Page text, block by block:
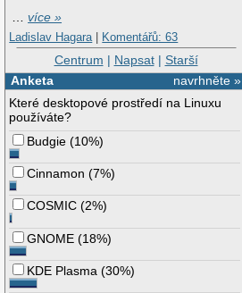
…více »
Ladislav Hagara | Komentářů: 63
Centrum | Napsat| Starší
navrhněte »
Anketa
Které desktopové prostředí na Linuxu
používáte?
Budgie (10%)
Cinnamon (7%)
COSMIC (2%)
GNOME (18%)
KDE Plasma (30%)